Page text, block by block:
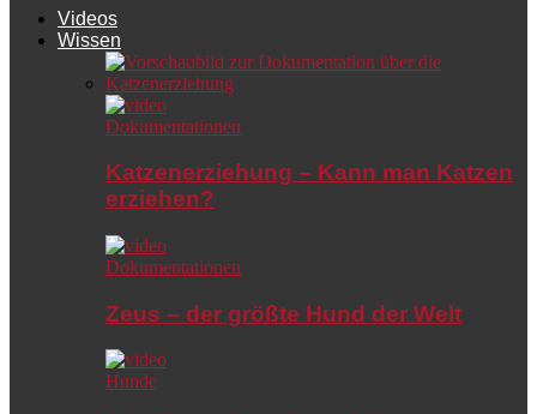
Videos
Wissen
Dokumentationen
Katzenerziehung – Kann man Katzen
erziehen?
Dokumentationen
Zeus – der größte Hund der Welt
Hunde